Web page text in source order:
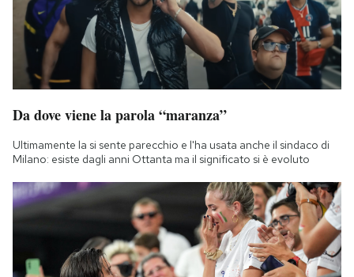
Da dove viene la parola “maranza”
Ultimamente la si sente parecchio e l'ha usata anche il sindaco di
Milano: esiste dagli anni Ottanta ma il significato si è evoluto